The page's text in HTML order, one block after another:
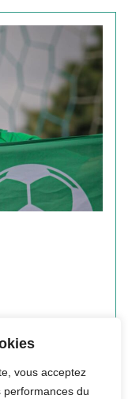
vous acceptez
performances du